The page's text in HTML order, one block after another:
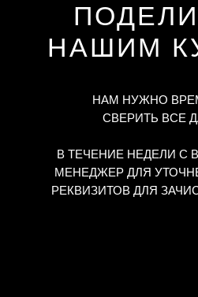
НАШИМ
НАМ НУЖНО
СВЕРИТЬ ВСЕ
В ТЕЧЕНИЕ НЕДЕЛИ С
МЕНЕДЖЕР ДЛЯ
РЕКВИЗИТОВ ДЛЯ